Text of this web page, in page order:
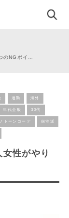
のNGポイ…
通勤 海外
年代全般 30代
トーンコーデ 個性派
性がやり